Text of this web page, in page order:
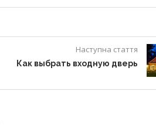
Наступна стаття
Как выбрать входную дверь